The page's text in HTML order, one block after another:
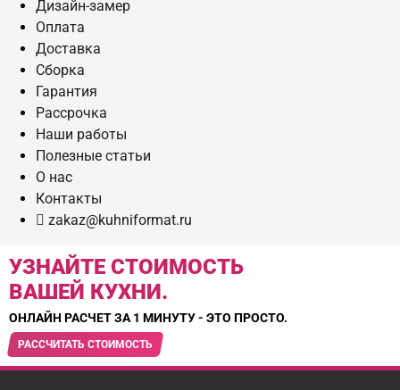
Дизайн-замер
Оплата
Доставка
Сборка
Гарантия
Рассрочка
Наши работы
Полезные статьи
О нас
Контакты
zakaz@kuhniformat.ru
УЗНАЙТЕ СТОИМОСТЬ
ВАШЕЙ КУХНИ.
ОНЛАЙН РАСЧЕТ ЗА 1 МИНУТУ - ЭТО ПРОСТО.
РАССЧИТАТЬ СТОИМОСТЬ